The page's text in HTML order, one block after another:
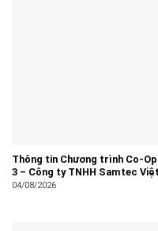
Thông tin Chương trình Co-
3 – Công ty TNHH Samtec
04/08/2026